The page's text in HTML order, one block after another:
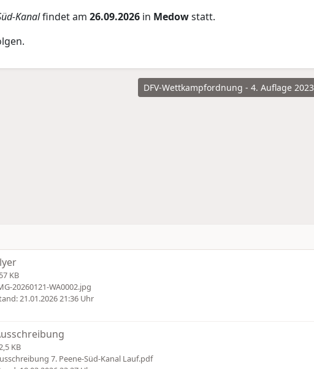
Kanalfindet am 26.09.2026 in Medowstatt.
DFV-Wettkampfordnung - 4. Auflage 2023
KB
20260121-WA0002.jpg
21.01.2026 21:36 Uhr
KB
7. Peene-Süd-Kanal Lauf.pdf